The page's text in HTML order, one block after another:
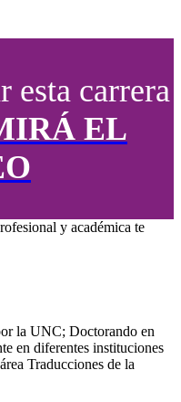
esta carrera
EL
y académica te
la UNC; Doctorando en
en diferentes instituciones
Traducciones de la